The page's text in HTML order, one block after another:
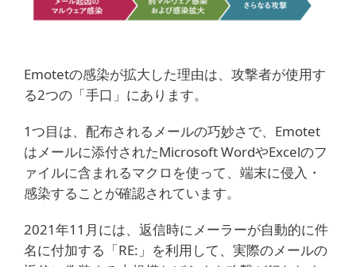
Emotetの感染が拡大した理由は、攻撃者が使用す
る2つの「手口」にあります。
1つ目は、配布されるメールの巧妙さで、Emotet
はメールに添付されたMicrosoft WordやExcelのフ
ァイルに含まれるマクロを使って、端末に侵入・
感染することが確認されています。
2021年11月には、返信時にメーラーが自動的に件
名に付加する「RE:」を利用して、実際のメールの